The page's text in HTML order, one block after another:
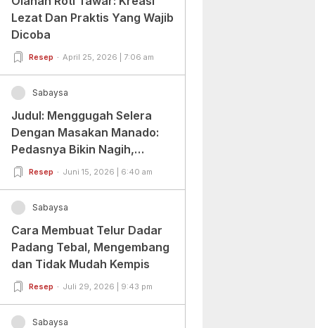
Lezat Dan Praktis Yang Wajib
Dicoba
Resep April 25, 2026 | 7:06 am
Sabaysa
Judul: Menggugah Selera
Dengan Masakan Manado:
Pedasnya Bikin Nagih,
Ragamnya Bikin Ketagihan!
Resep Juni 15, 2026 | 6:40 am
Sabaysa
Cara Membuat Telur Dadar
Padang Tebal, Mengembang
dan Tidak Mudah Kempis
Resep Juli 29, 2026 | 9:43 pm
Sabaysa